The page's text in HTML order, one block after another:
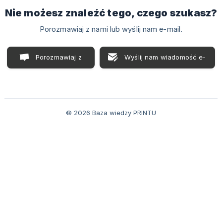
Nie możesz znaleźć tego, czego szukasz?
Porozmawiaj z nami lub wyślij nam e-mail.
Porozmawiaj z Wyślij nam wiadomość e-
© 2026 Baza wiedzy PRINTU